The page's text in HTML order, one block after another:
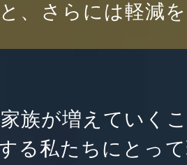
、さらには軽減
族が増えていく
る私たちにとっ